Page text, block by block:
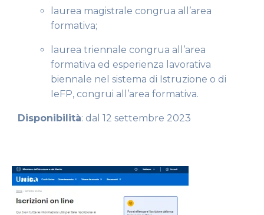
laurea magistrale congrua all’area
formativa;
laurea triennale congrua all’area
formativa ed esperienza lavorativa
biennale nel sistema di Istruzione o di
IeFP, congrui all’area formativa.
Disponibilità: dal 12 settembre 2023